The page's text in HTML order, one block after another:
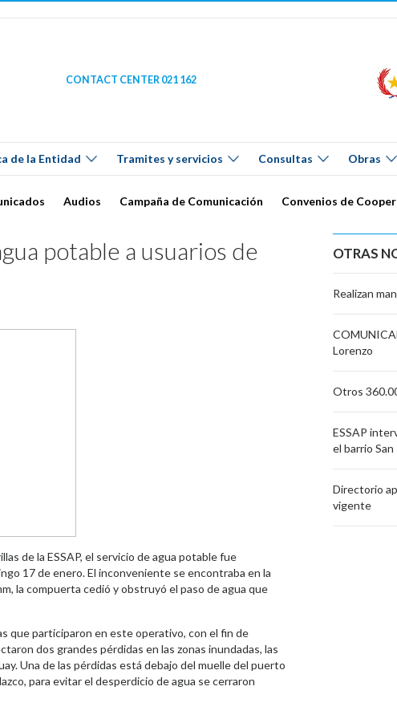
CONTACT CENTER 021 162
de la Entidad Tramites y servicios Consultas Obras
Audios Campaña de Comunicación Convenios de
potable a usuarios de
de la ESSAP, el servicio de agua potable fue
17 de enero. El inconveniente se encontraba en la
la compuerta cedió y obstruyó el paso de agua que
que participaron en este operativo, con el fin de
dos grandes pérdidas en las zonas inundadas, las
Una de las pérdidas está debajo del muelle del puerto
para evitar el desperdicio de agua se cerraron
OTRAS
Realizan
Lorenzo
Otros
ESSAP
el barrio San
Directorio
vigente